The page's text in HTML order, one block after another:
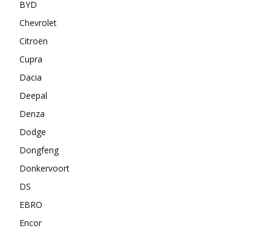
BYD
Chevrolet
Citroën
Cupra
Dacia
Deepal
Denza
Dodge
Dongfeng
Donkervoort
DS
EBRO
Encor